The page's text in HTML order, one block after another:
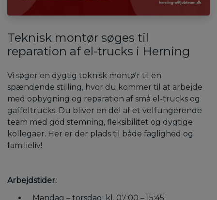
Teknisk montør søges til
reparation af el-trucks i Herning
Vi søger en dygtig teknisk montø'r til en
spændende stilling, hvor du kommer til at arbejde
med opbygning og reparation af små el-trucks og
gaffeltrucks. Du bliver en del af et velfungerende
team med god stemning, fleksibilitet og dygtige
kollegaer. Her er der plads til både faglighed og
familieliv!
Arbejdstider:
Mandag – torsdag: kl. 07:00 – 15:45